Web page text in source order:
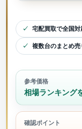
宅配買取で全国対
複数台のまとめ売
参考価格
相場ランキング
確認ポイント